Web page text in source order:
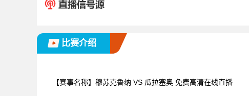
比赛介绍
【赛事名称】 穆苏克鲁纳 VS 瓜拉塞奥 免费高清在线直播